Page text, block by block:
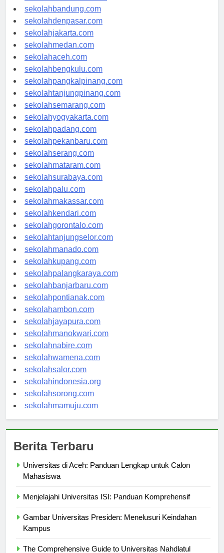
sekolahsamarinda.com
sekolahbandung.com
sekolahdenpasar.com
sekolahjakarta.com
sekolahmedan.com
sekolahaceh.com
sekolahbengkulu.com
sekolahpangkalpinang.com
sekolahtanjungpinang.com
sekolahsemarang.com
sekolahyogyakarta.com
sekolahpadang.com
sekolahpekanbaru.com
sekolahserang.com
sekolahmataram.com
sekolahsurabaya.com
sekolahpalu.com
sekolahmakassar.com
sekolahkendari.com
sekolahgorontalo.com
sekolahtanjungselor.com
sekolahmanado.com
sekolahkupang.com
sekolahpalangkaraya.com
sekolahbanjarbaru.com
sekolahpontianak.com
sekolahambon.com
sekolahjayapura.com
sekolahmanokwari.com
sekolahnabire.com
sekolahwamena.com
sekolahsalor.com
sekolahindonesia.org
sekolahsorong.com
Universitas di Aceh: Panduan Lengkap untuk Calon
Gambar Universitas Presiden: Menelusuri Keindahan